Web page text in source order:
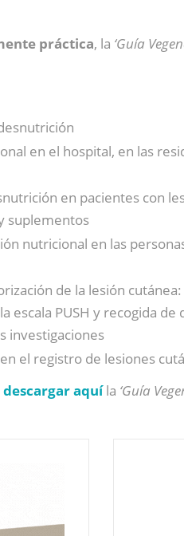
práctica, la ‘Guía
en el hospital, en las
en pacientes con
suplementos
nutricional en las
de la lesión
escala PUSH y recogida de
investigaciones
el registro de lesiones
descargar aquíla ‘Guía